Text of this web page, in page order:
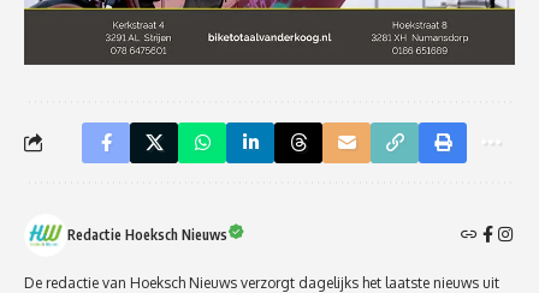
Redactie Hoeksch Nieuws
De redactie van Hoeksch Nieuws verzorgt dagelijks het laatste nieuws uit